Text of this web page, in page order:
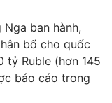
ban hành,
bổ cho quốc
tỷ Ruble (hơn 145
báo cáo trong